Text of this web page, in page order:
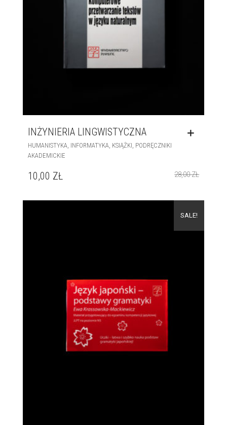
INŻYNIERIA LINGWISTYCZNA
HUMANISTYKA INFORMATYKA KSIĄŻKI PODRĘCZNIKI
AKADEMICKIE
28,00ZŁ
10,00 ZŁ
SALE!